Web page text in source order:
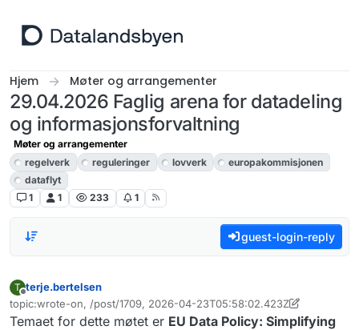
Hjem Møter og arrangementer
29.04.2026 Faglig arena for datadeling
og informasjonsforvaltning
Møter og arrangementer
regelverk
reguleringer lovverk
europakommisjonen
dataflyt
1
1 233 1
guest-login-reply
T
Frakoblet
terje.bertelsen
topic:wrote-on, /post/1709, 2026-04-23T05:58:02.423Z
Sist endret av terje.bertelsen
Temaet for dette møtet er EU Data Policy: Simplifying